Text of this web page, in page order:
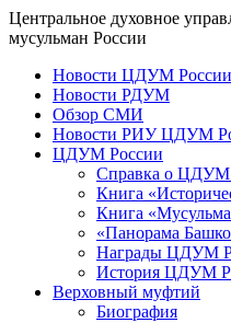
Центральное духовное
мусульман России
Новости ЦДУМ России
Новости РДУМ
Обзор СМИ
Новости РИУ ЦДУМ
ЦДУМ России
Справка о ЦДУМ
Книга
Книга
«Панорама
Награды ЦДУМ
История ЦДУМ
Верховный муфтий
Биография